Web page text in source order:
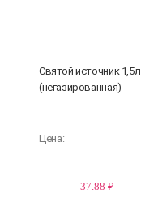
Святой источник 1,5л
(негазированная)
Цена:
37.88 ₽